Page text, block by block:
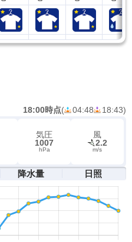
18:00時点( 04:48 18:43)
気圧
1007
hPa
風
2.2
m/s
降水量 日照